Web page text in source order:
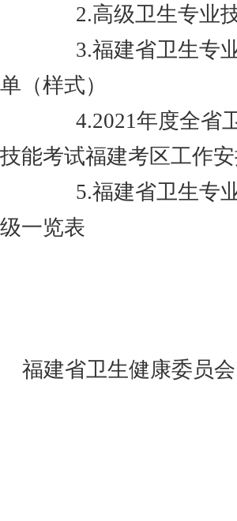
2.高级卫生专业技
3.福建省卫生专业
单（样式）
4.2021年度全省卫
技能考试福建考区工作
5.福建省卫生专业
级一览表
福建省卫生健康委员会